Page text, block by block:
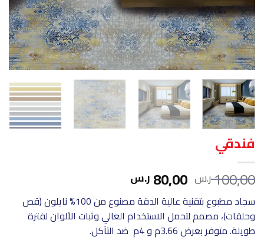
فندقي
100,00ر.س السعر
الأصلي
هو:
100,00 ر.س.
80,00 ر.س
الحالي
هو:
80,00 ر.س.
سجاد مطبوع بتقنية عالية الدقة مصنوع من 100% نايلون (قص
وحلقات)، مصمم لتحمل الاستخدام العالي وثبات الألوان لفترة
طويلة. متوفر بعرض 3.66م و 4م ضد التآكل.